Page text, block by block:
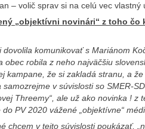
– volič sprav si na celú vec
„objektívni novinári“ z toho
komunikovať s Mariánom
obec robila z neho najväčšiu
kampane, že si zakladá stranu, a
samozrejme v súvislosti so SMER-
Threemy“, ale už ako novinka ! z
do PV 2020 vážené „objektívne“
chcem v tejto súvislosti poukázať,